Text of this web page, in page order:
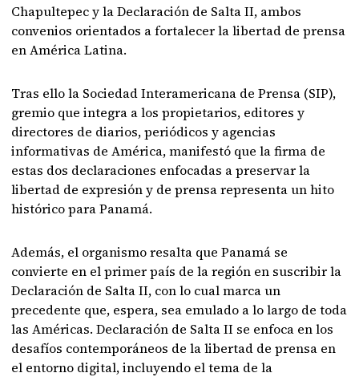
Chapultepec y la Declaración de Salta II, ambos
convenios orientados a fortalecer la libertad de prensa
en América Latina.
Tras ello la Sociedad Interamericana de Prensa (SIP),
gremio que integra a los propietarios, editores y
directores de diarios, periódicos y agencias
informativas de América, manifestó que la firma de
estas dos declaraciones enfocadas a preservar la
libertad de expresión y de prensa representa un hito
histórico para Panamá.
Además, el organismo resalta que Panamá se
convierte en el primer país de la región en suscribir la
Declaración de Salta II, con lo cual marca un
precedente que, espera, sea emulado a lo largo de toda
las Américas. Declaración de Salta II se enfoca en los
desafíos contemporáneos de la libertad de prensa en
el entorno digital, incluyendo el tema de la